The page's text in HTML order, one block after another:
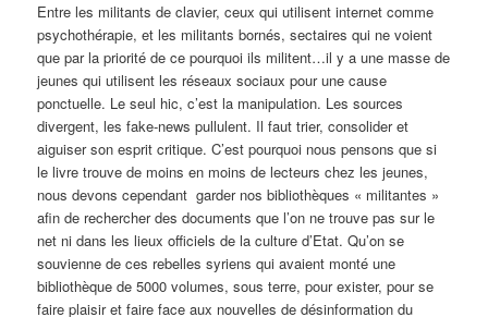
Entre les militants de clavier, ceux qui utilisent internet comme
psychothérapie, et les militants bornés, sectaires qui ne voient
que par la priorité de ce pourquoi ils militent…il y a une masse de
jeunes qui utilisent les réseaux sociaux pour une cause
ponctuelle. Le seul hic, c’est la manipulation. Les sources
divergent, les fake-news pullulent. Il faut trier, consolider et
aiguiser son esprit critique. C’est pourquoi nous pensons que si
le livre trouve de moins en moins de lecteurs chez les jeunes,
nous devons cependant garder nos bibliothèques « militantes »
afin de rechercher des documents que l’on ne trouve pas sur le
net ni dans les lieux officiels de la culture d’Etat. Qu’on se
souvienne de ces rebelles syriens qui avaient monté une
bibliothèque de 5000 volumes, sous terre, pour exister, pour se
faire plaisir et faire face aux nouvelles de désinformation du